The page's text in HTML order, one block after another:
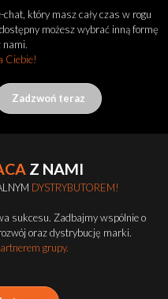
który masz cały czas w rogu
możesz wybrać inną formę
nami.
Ciebie!
Zadzwoń teraz
Z NAMI
DYSTRYBUTOREM!
sukcesu. Zadbajmy wspólnie o
oraz dystrybucję marki.
grupy.